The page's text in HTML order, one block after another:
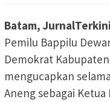
Batam,
Pemilu Bappilu
Demokrat
mengucapkan
Aneng sebagai